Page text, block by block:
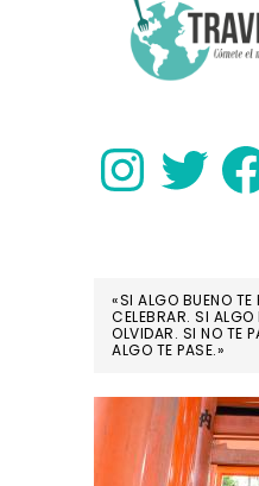
SIDEBAR
InstagramTwitter
«SI ALGO BUENO
CELEBRAR. SI
OLVIDAR. SI NO TE
ALGO TE PASE.»